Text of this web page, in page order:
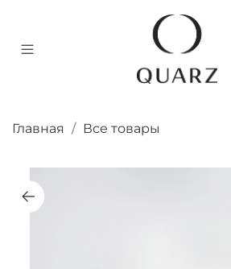
Главная Все товары